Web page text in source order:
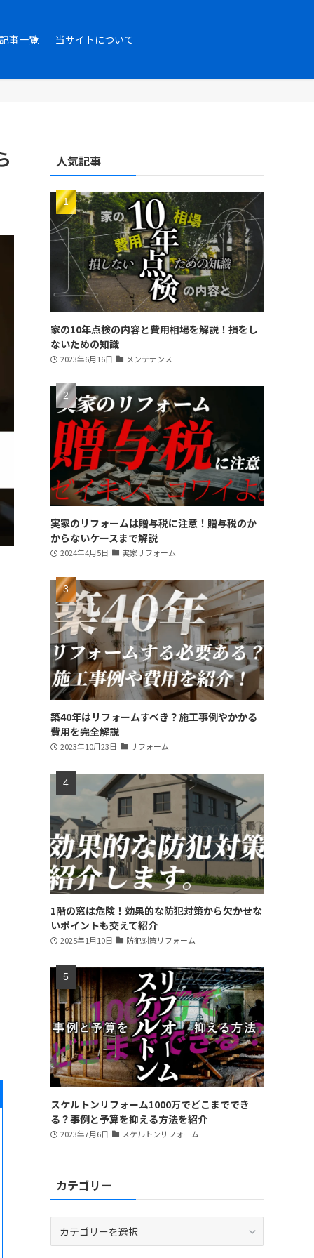
記事一覧 当サイトについて
人気記事
家の10年点検の内容と費用相場を解説！損をし
ないための知識
2023年6月16日 メンテナンス
実家のリフォームは贈与税に注意！贈与税のか
からないケースまで解説
2024年4月5日 実家リフォーム
築40年はリフォームすべき？施工事例やかかる
費用を完全解説
2023年10月23日 リフォーム
1階の窓は危険！効果的な防犯対策から欠かせな
いポイントも交えて紹介
2025年1月10日 防犯対策リフォーム
スケルトンリフォーム1000万でどこまででき
る？事例と予算を抑える方法を紹介
2023年7月6日 スケルトンリフォーム
カテゴリー